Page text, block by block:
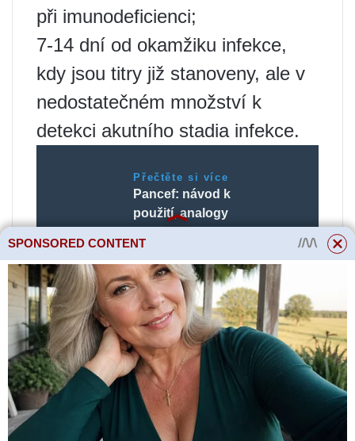
při imunodeficienci;
7-14 dní od okamžiku infekce,
kdy jsou titry již stanoveny, ale v
nedostatečném množství k
detekci akutního stadia infekce.
Přečtěte si více
Pancef: návod k
použití, analogy
Pro posouzení infekce se
doporučuje počkat alespoň 10
dní, poté můžete získat
spolehlivá data.
Sérologická analýza pro
SPONSORED CONTENT